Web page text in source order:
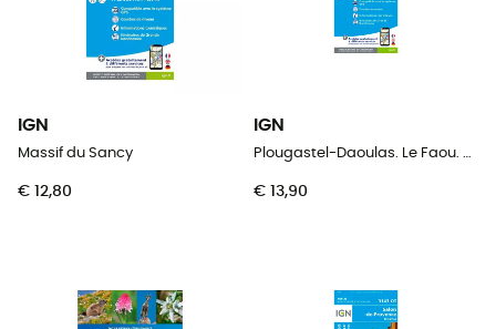
IGN
Massif du Sancy
€ 12,80
IGN
Plougastel-Daoulas. Le Faou. Pnr D'Armorique
€ 13,90